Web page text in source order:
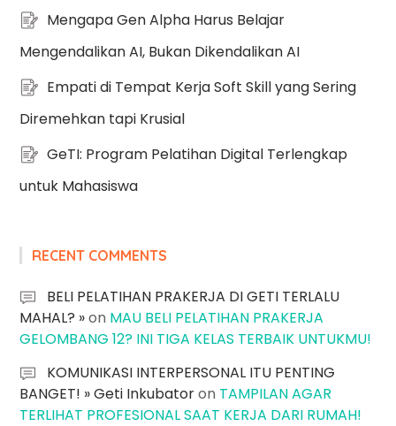
Mengapa Gen Alpha Harus Belajar
Mengendalikan AI, Bukan Dikendalikan AI
Empati di Tempat Kerja Soft Skill yang Sering
Diremehkan tapi Krusial
GeTI: Program Pelatihan Digital Terlengkap
untuk Mahasiswa
RECENT COMMENTS
BELI PELATIHAN PRAKERJA DI GETI TERLALU
MAHAL? »on MAU BELI PELATIHAN PRAKERJA
GELOMBANG 12? INI TIGA KELAS TERBAIK UNTUKMU!
KOMUNIKASI INTERPERSONAL ITU PENTING
BANGET! » Geti Inkubatoron TAMPILAN AGAR
TERLIHAT PROFESIONAL SAAT KERJA DARI RUMAH!